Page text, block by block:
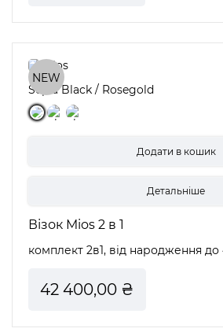
NEW
Sepia Black / Rosegold
Детальніше
Візок Mios 2 в 1
комплект 2в1, від народження до
42 400,00 ₴